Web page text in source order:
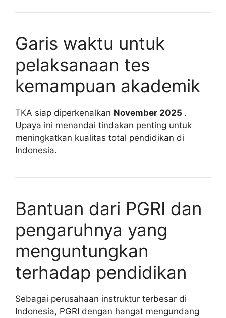
Garis waktu untuk
pelaksanaan tes
kemampuan akademik
TKA siap diperkenalkan November 2025 .
Upaya ini menandai tindakan penting untuk
meningkatkan kualitas total pendidikan di
Indonesia.
Bantuan dari PGRI dan
pengaruhnya yang
menguntungkan
terhadap pendidikan
Sebagai perusahaan instruktur terbesar di
Indonesia, PGRI dengan hangat mengundang